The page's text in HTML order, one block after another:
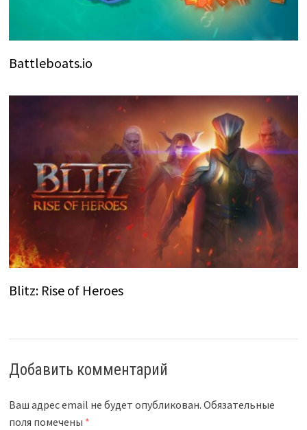
Battleboats.io
Blitz: Rise of Heroes
Добавить комментарий
Ваш адрес email не будет опубликован. Обязательные
поля помечены *